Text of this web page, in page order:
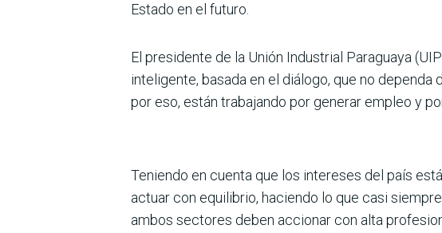
Estado en el futuro.
El presidente de la Unión Industrial Paraguaya
inteligente, basada en el diálogo, que no dependa
por eso, están trabajando por generar empleo y
Teniendo en cuenta que los intereses del país
actuar con equilibrio, haciendo lo que casi
ambos sectores deben accionar con alta